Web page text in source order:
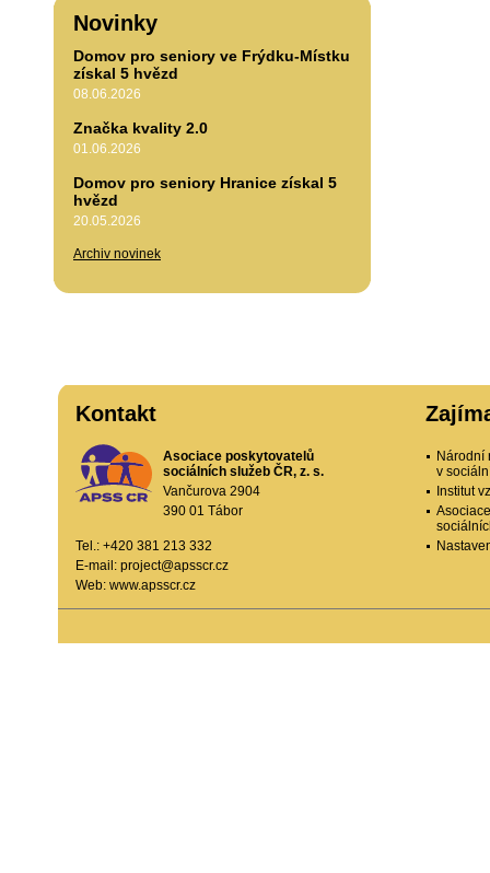
Novinky
Domov pro seniory ve Frýdku-Místku
získal 5 hvězd
08.06.2026
Značka kvality 2.0
01.06.2026
Domov pro seniory Hranice získal 5
hvězd
20.05.2026
Archiv novinek
Kontakt
Asociace poskytovatelů
sociálních služeb ČR, z. s.
Vančurova 2904
390 01 Tábor
Tel.: +420 381 213 332
E-mail: project@apsscr.cz
Web: www.apsscr.cz
Národní
v
Institut